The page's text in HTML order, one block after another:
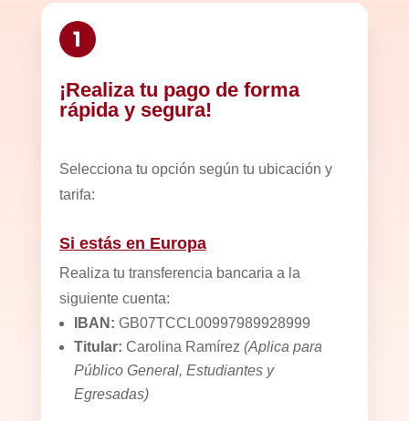
1
¡Realiza tu pago de forma
rápida y segura!
Selecciona tu opción según tu ubicación y
tarifa:
Si estás en Europa
Realiza tu transferencia bancaria a la
siguiente cuenta:
IBAN: GB07TCCL00997989928999
Titular: Carolina Ramírez (Aplica para
Público General, Estudiantes y
Egresadas)